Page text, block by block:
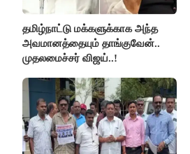
தமிழ்நாட்டு மக்களுக்காக அந்த
அவமானத்தையும் தாங்குவேன்..
முதலமைச்சர் விஜய்..!